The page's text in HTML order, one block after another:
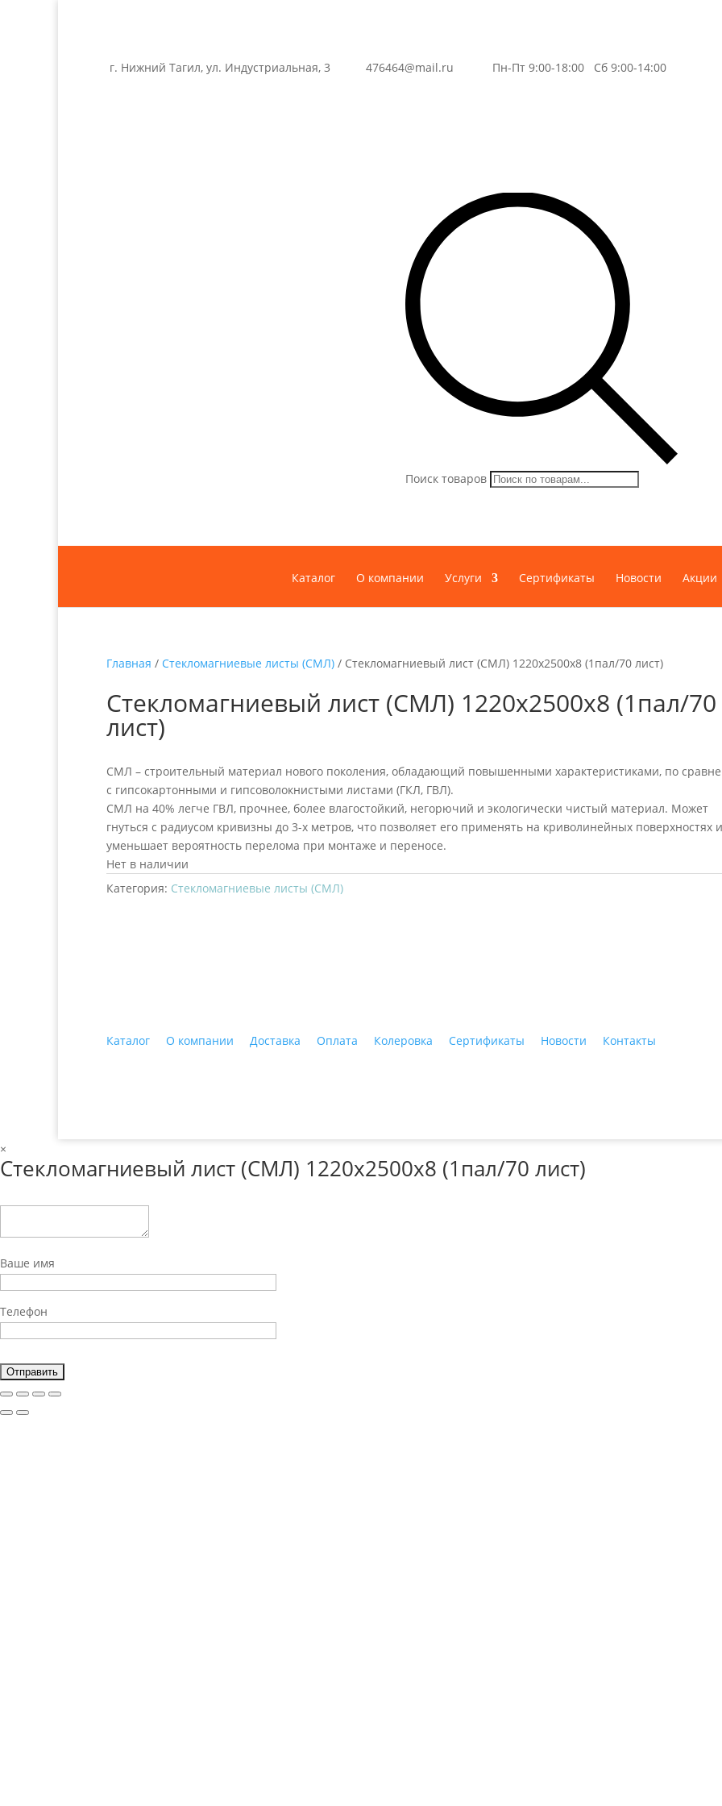
г. Нижний Тагил, ул. Индустриальная, 3 476464@mail.ru Пн-Пт 9:00-18:00 Сб 9:00-14:00
Поиск товаров
Каталог О компании Услуги Сертификаты Новости Акции
Главная / Стекломагниевые листы (СМЛ) / Стекломагниевый лист (СМЛ) 1220х2500х8 (1пал/70 лист)
Стекломагниевый лист (СМЛ) 1220х2500х8 (1пал/70
лист)
СМЛ – строительный материал нового поколения, обладающий повышенными характеристиками, по
с гипсокартонными и гипсоволокнистыми листами (ГКЛ, ГВЛ).
СМЛ на 40% легче ГВЛ, прочнее, более влагостойкий, негорючий и экологически чистый материал. Может
гнуться с радиусом кривизны до 3-х метров, что позволяет его применять на криволинейных поверхностях и
уменьшает вероятность перелома при монтаже и переносе.
Нет в наличии
Категория: Стекломагниевые листы (СМЛ)
Каталог О компании Доставка Оплата Колеровка Сертификаты Новости Контакты
×
Стекломагниевый лист (СМЛ) 1220х2500х8 (1пал/70 лист)
Ваше имя
Телефон